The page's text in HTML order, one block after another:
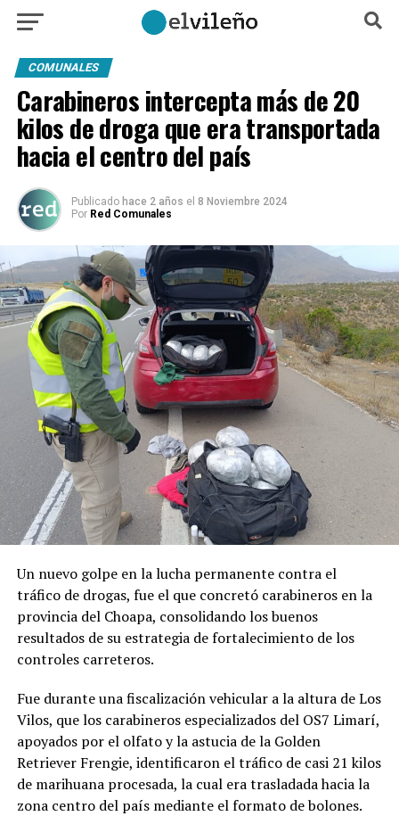
COMUNALES
Carabineros intercepta más de 20
kilos de droga que era transportada
hacia el centro del país
Publicado hace 2 años el 8 Noviembre 2024
Por Red Comunales
Un nuevo golpe en la lucha permanente contra el
tráfico de drogas, fue el que concretó carabineros en la
provincia del Choapa, consolidando los buenos
resultados de su estrategia de fortalecimiento de los
controles carreteros.
Fue durante una fiscalización vehicular a la altura de Los
Vilos, que los carabineros especializados del OS7 Limarí,
apoyados por el olfato y la astucia de la Golden
Retriever Frengie, identificaron el tráfico de casi 21 kilos
de marihuana procesada, la cual era trasladada hacia la
zona centro del país mediante el formato de bolones.